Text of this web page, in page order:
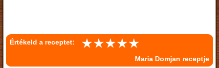
Értékeld a receptet:
Maria Domjan receptje